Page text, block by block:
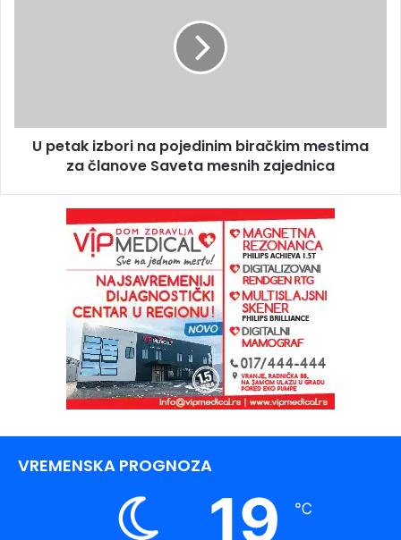
U petak izbori na pojedinim biračkim mestima
za članove Saveta mesnih zajednica
VREMENSKA PROGNOZA
19 ℃